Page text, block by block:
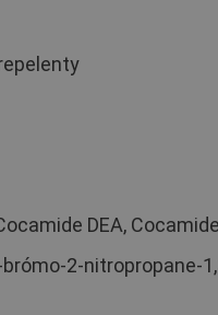
DEA,
2-nitropropane-